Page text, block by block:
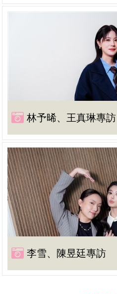
林予晞、王真琳專訪
李雪、陳昱廷專訪